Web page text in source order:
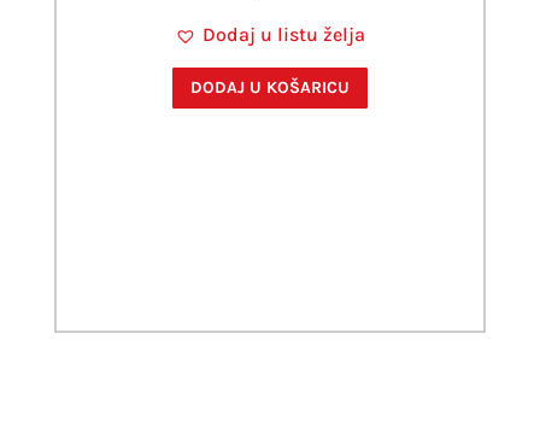
Dodaj u listu želja
DODAJ U KOŠARICU